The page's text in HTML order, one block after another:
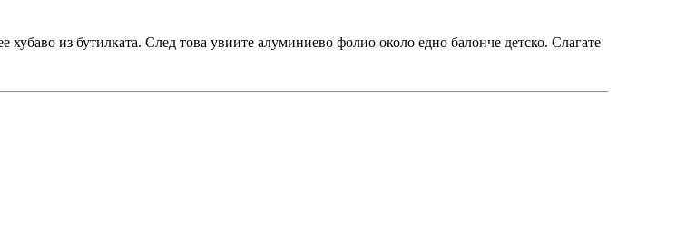
из бутилката. След това увиите алуминиево фолио около едно балонче детско. Слагате